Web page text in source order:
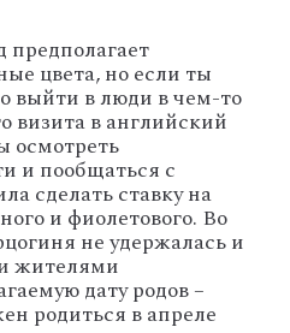
предполагает
цвета, но если ты
выйти в люди в чем-то
визита в английский
осмотреть
и пообщаться с
сделать ставку на
и фиолетового. Во
не удержалась и
жителями
дату родов –
родиться в апреле